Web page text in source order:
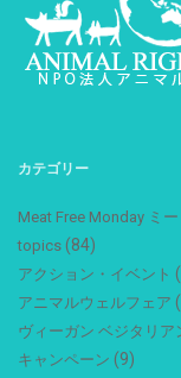
カテゴリー
Meat Free Monday ミ
topics (84)
アクション・イベント
アニマルウェルフェア
ヴィーガン ベジタリア
キャンペーン (9)